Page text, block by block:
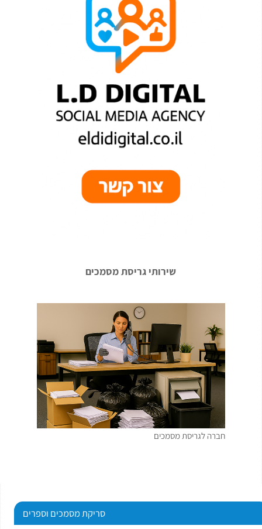
שירותי גריסת מסמכים
חברה לגריסת מסמכים
סריקת מסמכים וספרים